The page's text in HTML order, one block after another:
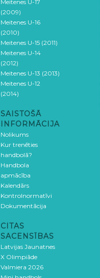
Meitenes U-17
(2009)
Meitenes U-16
(2010)
Meitenes U-15 (2011)
Meitenes U-14
(2012)
Meitenes U-13 (2013)
Meitenes U-12
(2014)
SAISTOŠĀ
INFORMĀCIJA
Nolikums
Kur trenēties
handbolā?
Handbola
apmācība
Kalendārs
Kontrolnormatīvi
Dokumentācija
CITAS
SACENSĪBAS
Latvijas Jaunatnes
X Olimpiāde
Valmiera 2026